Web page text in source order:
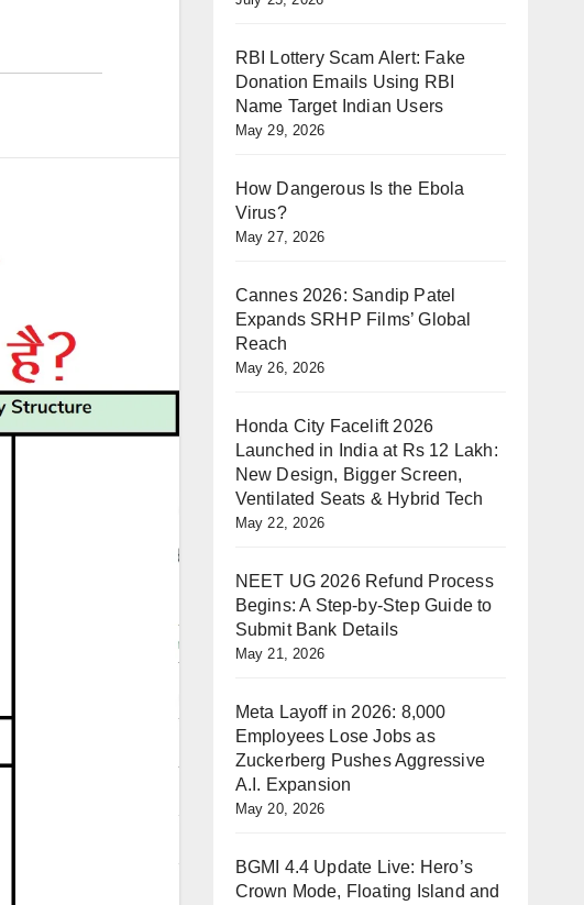
RBI Lottery Scam Alert: Fake
Donation Emails Using RBI
Name Target Indian Users
May 29, 2026
How Dangerous Is the Ebola
Virus?
May 27, 2026
Cannes 2026: Sandip Patel
Expands SRHP Films’ Global
Reach
May 26, 2026
Honda City Facelift 2026
Launched in India at Rs 12 Lakh:
New Design, Bigger Screen,
Ventilated Seats & Hybrid Tech
May 22, 2026
NEET UG 2026 Refund Process
Begins: A Step-by-Step Guide to
Submit Bank Details
May 21, 2026
Meta Layoff in 2026: 8,000
Employees Lose Jobs as
Zuckerberg Pushes Aggressive
A.I. Expansion
May 20, 2026
BGMI 4.4 Update Live: Hero’s
Crown Mode, Floating Island and